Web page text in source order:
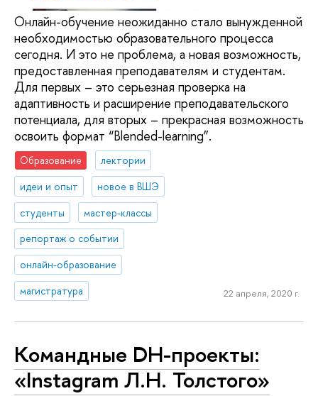
Онлайн-обучение неожиданно стало вынужденной
необходимостью образовательного процесса
сегодня. И это не проблема, а новая возможность,
предоставленная преподавателям и студентам.
Для первых – это серьезная проверка на
адаптивность и расширение преподавательского
потенциала, для вторых – прекрасная возможность
освоить формат “Blended-learning”.
Образование
лектории
идеи и опыт
новое в ВШЭ
студенты
мастер-классы
репортаж о событии
онлайн-образование
магистратура
22 апреля, 2020 г.
Командные DH-проекты:
«Instagram Л.Н. Толстого»